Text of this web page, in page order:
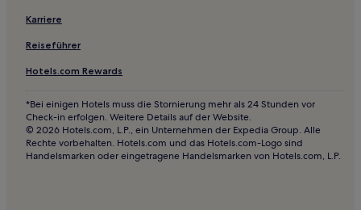
Nieuwegracht-Oost: Hotels
Gemeinde Utrecht: Hotels
Hoenkoop Hotels
Karriere
Reiseführer
Hotels.com Rewards
*Bei einigen Hotels muss die Stornierung mehr als 24 Stunden vor
Check-in erfolgen. Weitere Details auf der Website.
© 2026 Hotels.com, L.P., ein Unternehmen der Expedia Group. Alle
Rechte vorbehalten. Hotels.com und das Hotels.com-Logo sind
Handelsmarken oder eingetragene Handelsmarken von Hotels.com, L.P.